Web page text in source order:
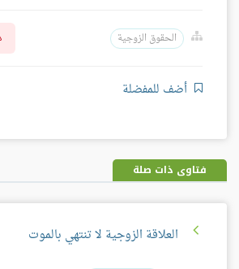
الحقوق الزوجية
أضف للمفضلة
فتاوى ذات صلة
العلاقة الزوجية لا تنتهي بالموت